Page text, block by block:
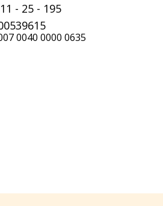
- 25 - 195
0040 0000 0635